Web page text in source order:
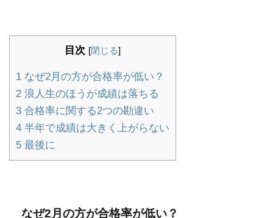
目次 [閉じる]
1 なぜ2月の方が合格率が低い？
2 浪人生のほうが成績は落ちる
3 合格率に関する2つの勘違い
4 半年で成績は大きく上がらない
5 最後に
なぜ2月の方が合格率が低い？